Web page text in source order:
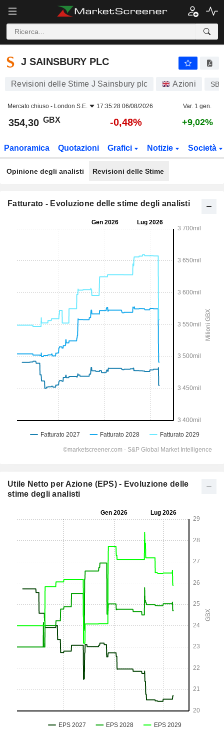
J SAINSBURY PLC
J SAINSBURY PLC
Revisioni delle Stime J Sainsbury plc Azioni
Mercato chiuso - London S.E. 17:35:28 06/08/2026 Var. 1 gen.
354,30 GBX -0,48% +9,02%
Panoramica Quotazioni Grafici Notizie Società
Opinione degli analisti Revisioni delle Stime
Fatturato - Evoluzione delle stime degli analisti
Utile Netto per Azione (EPS) - Evoluzione delle
stime degli analisti